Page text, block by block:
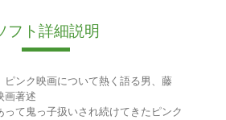
フト詳細説明
ンク映画について熱く語る男、藤
著述
って鬼っ子扱いされ続けてきたピンク